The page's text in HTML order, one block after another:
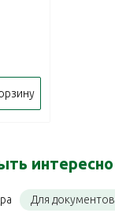
интересно
Для документов